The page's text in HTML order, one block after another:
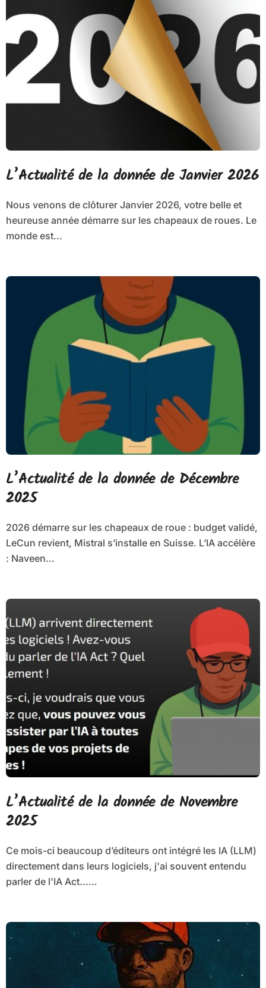
L’Actualité de la donnée de Janvier 2026
Nous venons de clôturer Janvier 2026, votre belle et
heureuse année démarre sur les chapeaux de roues. Le
monde est…
L’Actualité de la donnée de Décembre
2025
2026 démarre sur les chapeaux de roue : budget validé,
LeCun revient, Mistral s’installe en Suisse. L’IA accélère
: Naveen…
L’Actualité de la donnée de Novembre
2025
Ce mois-ci beaucoup d’éditeurs ont intégré les IA (LLM)
directement dans leurs logiciels, j'ai souvent entendu
parler de l'IA Act...…